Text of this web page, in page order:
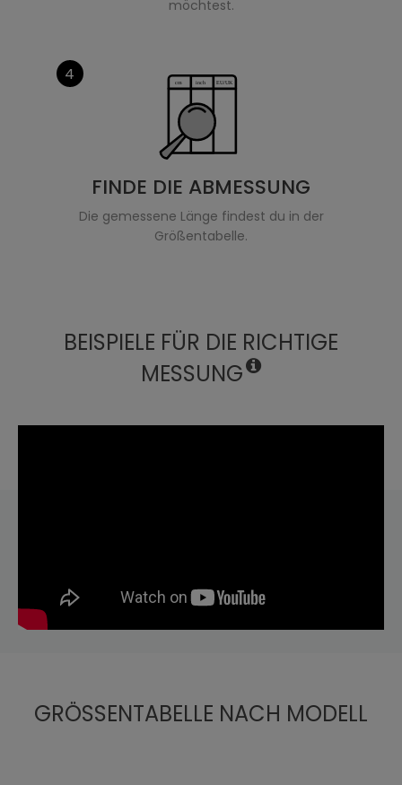
möchtest.
4
FINDE DIE ABMESSUNG
Die gemessene Länge findest du in der
Größentabelle.
BEISPIELE FÜR DIE RICHTIGE
MESSUNG
GRÖSSENTABELLE NACH MODELL